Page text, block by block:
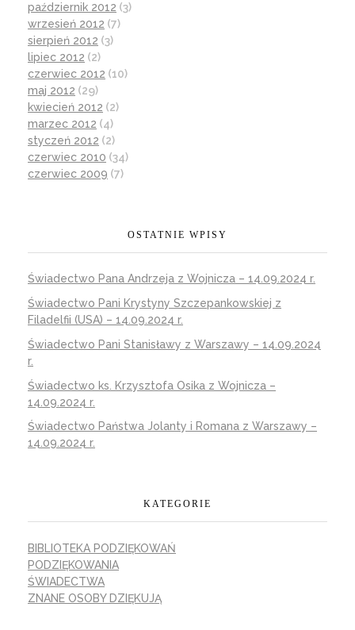
październik 2012 (3)
wrzesień 2012 (7)
sierpień 2012 (3)
lipiec 2012 (2)
czerwiec 2012 (10)
maj 2012 (29)
kwiecień 2012 (2)
marzec 2012 (4)
styczeń 2012 (2)
czerwiec 2010 (34)
czerwiec 2009 (7)
OSTATNIE WPISY
Świadectwo Pana Andrzeja z Wojnicza – 14.09.2024 r.
Świadectwo Pani Krystyny Szczepankowskiej z
Filadelfii (USA) – 14.09.2024 r.
Świadectwo Pani Stanisławy z Warszawy – 14.09.2024
r.
Świadectwo ks. Krzysztofa Osika z Wojnicza –
14.09.2024 r.
Świadectwo Państwa Jolanty i Romana z Warszawy –
14.09.2024 r.
KATEGORIE
BIBLIOTEKA PODZIĘKOWAŃ
PODZIĘKOWANIA
ŚWIADECTWA
ZNANE OSOBY DZIĘKUJĄ